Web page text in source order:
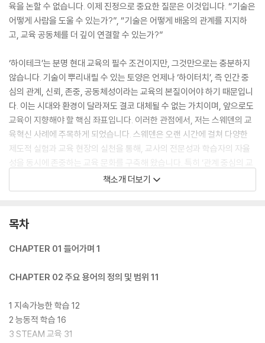
육을 논할 수 없습니다. 이제 진정으로 중요한 질문은 이것입니다. “기술은
어떻게 사람을 도울 수 있는가?”, “기술은 어떻게 배움의 관계를 지지하
고, 교육 공동체를 더 깊이 연결할 수 있는가?”
‘하이테크’는 분명 현대 교육의 필수 조건이지만, 그것만으로는 충분하지
않습니다. 기술이 뿌리내릴 수 있는 토양은 언제나 ‘하이터치’, 즉 인간 중
심의 관계, 신뢰, 존중, 공동체성이라는 교육의 본질이어야 하기 때문입니
다. 이는 시대와 환경이 달라져도 결코 대체될 수 없는 가치이며, 앞으로도
교육이 지향해야 할 핵심 좌표입니다. 이러한 관점에서, 저는 스웨덴의 교
육혁신 사례에 주목하게 되었습니다. 스웨덴은 오랜 시간에 걸쳐 다양한
제도적 실험과 교육 현장의 실천을 통해, 교사의 전문성과 학습자의 자율
성을 동시에 존중하는 교육 문화를 구축해 왔습니다. 특히 ‘관계 중심의 교
수법(Relational Pedagogy)’을 핵심에 둔 접근 방식은, 디지털 기술이
고도화될수록 오히려 인간적인 상호작용이 더욱 중요해진다는 명제를 실
책소개 더보기
목차
CHAPTER 01 들어가며 1
CHAPTER 02 주요 용어의 정의 및 범위 11
1 지속가능한 학습 12
2 능동적 학습 16
3 STEAM 교육 31